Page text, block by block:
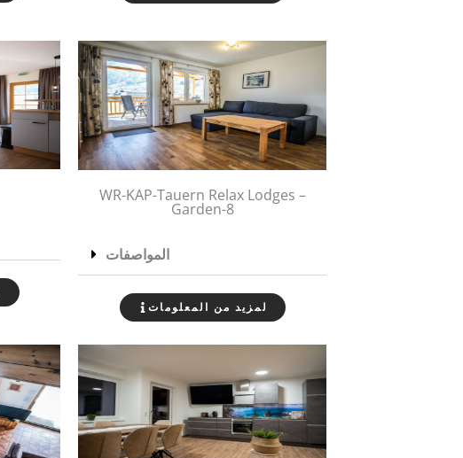
WR-KAP-Tauern Relax Lodges –
Garden-8
المواصفات
لمزيد من المعلومات